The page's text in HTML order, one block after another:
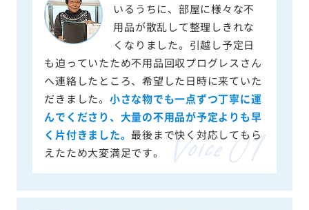
いるうちに、部屋に様々な不
用品が散乱して整理しきれな
くなりました。引越し予定日
も迫っていたため不用品回収プログレスさん
へ連絡したところ、希望した日時に来ていた
だきました。 小さな物でも一点ずつ丁寧に運
んでくださり、大量の不用品が予定よりも早
く片付きました。 最後まで快く対応してもら
えたため大変満足です。